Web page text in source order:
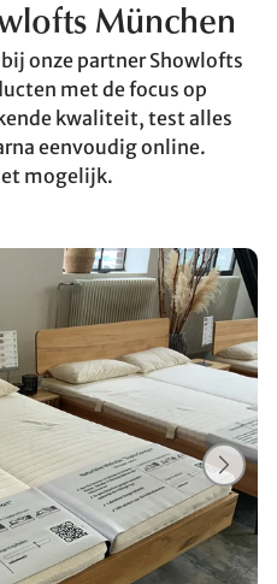
München
onze partner Showlofts
met de focus op
kwaliteit, test alles
eenvoudig online.
mogelijk.